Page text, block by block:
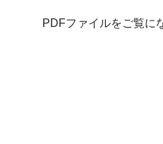
PDFファイルをご覧に